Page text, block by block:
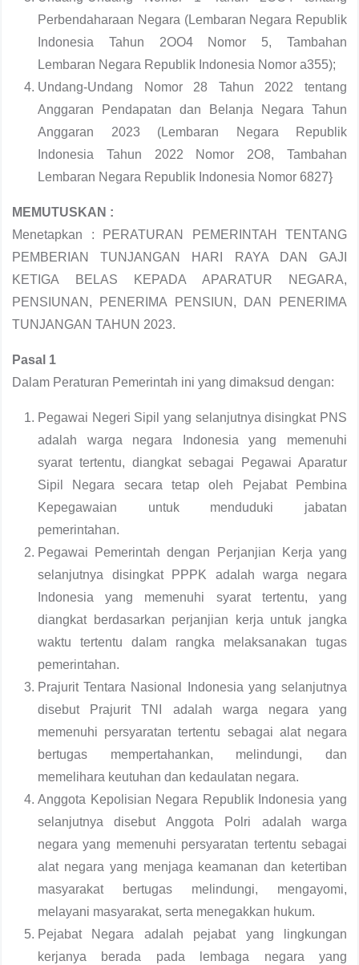
Perbendaharaan Negara (Lembaran Negara Republik
Indonesia Tahun 2OO4 Nomor 5, Tambahan
Lembaran Negara Republik Indonesia Nomor a355);
Undang-Undang Nomor 28 Tahun 2022 tentang
Anggaran Pendapatan dan Belanja Negara Tahun
Anggaran 2023 (Lembaran Negara Republik
Indonesia Tahun 2022 Nomor 2O8, Tambahan
Lembaran Negara Republik Indonesia Nomor 6827}
MEMUTUSKAN :
Menetapkan : PERATURAN PEMERINTAH TENTANG
PEMBERIAN TUNJANGAN HARI RAYA DAN GAJI
KETIGA BELAS KEPADA APARATUR NEGARA,
PENSIUNAN, PENERIMA PENSIUN, DAN PENERIMA
TUNJANGAN TAHUN 2023.
Pasal 1
Dalam Peraturan Pemerintah ini yang dimaksud dengan:
Pegawai Negeri Sipil yang selanjutnya disingkat PNS
adalah warga negara Indonesia yang memenuhi
syarat tertentu, diangkat sebagai Pegawai Aparatur
Sipil Negara secara tetap oleh Pejabat Pembina
Kepegawaian untuk menduduki jabatan
pemerintahan.
Pegawai Pemerintah dengan Perjanjian Kerja yang
selanjutnya disingkat PPPK adalah warga negara
Indonesia yang memenuhi syarat tertentu, yang
diangkat berdasarkan perjanjian kerja untuk jangka
waktu tertentu dalam rangka melaksanakan tugas
pemerintahan.
Prajurit Tentara Nasional Indonesia yang selanjutnya
disebut Prajurit TNI adalah warga negara yang
memenuhi persyaratan tertentu sebagai alat negara
bertugas mempertahankan, melindungi, dan
memelihara keutuhan dan kedaulatan negara.
Anggota Kepolisian Negara Republik Indonesia yang
selanjutnya disebut Anggota Polri adalah warga
negara yang memenuhi persyaratan tertentu sebagai
alat negara yang menjaga keamanan dan ketertiban
masyarakat bertugas melindungi, mengayomi,
melayani masyarakat, serta menegakkan hukum.
Pejabat Negara adalah pejabat yang lingkungan
kerjanya berada pada lembaga negara yang